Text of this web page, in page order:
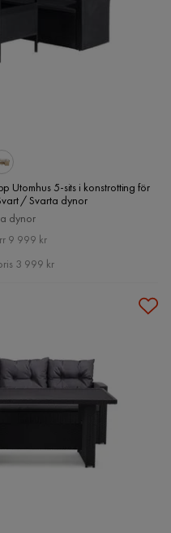
Utomhus 5-sits i konstrotting för
/ Svarta dynor
dynor
9 999 kr
3 999 kr